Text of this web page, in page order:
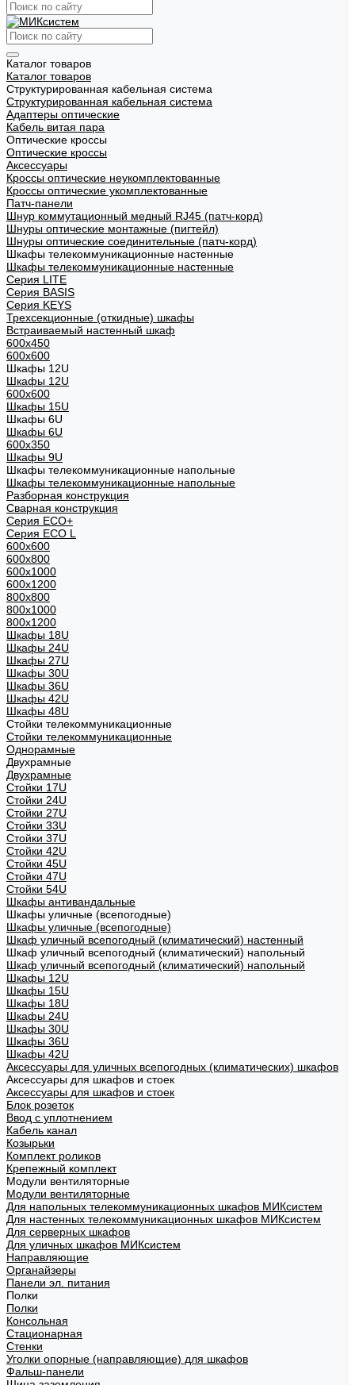
Каталог товаров
Каталог товаров
Структурированная кабельная система
Структурированная кабельная система
Адаптеры оптические
Кабель витая пара
Оптические кроссы
Оптические кроссы
Аксессуары
Кроссы оптические неукомплектованные
Кроссы оптические укомплектованные
Патч-панели
Шнур коммутационный медный RJ45 (патч-корд)
Шнуры оптические монтажные (пигтейл)
Шнуры оптические соединительные (патч-корд)
Шкафы телекоммуникационные настенные
Шкафы телекоммуникационные настенные
Cерия LITE
Cерия BASIS
Cерия KEYS
Трехсекционные (откидные) шкафы
Встраиваемый настенный шкаф
600x450
600x600
Шкафы 12U
Шкафы 12U
600x600
Шкафы 15U
Шкафы 6U
Шкафы 6U
600x350
Шкафы 9U
Шкафы телекоммуникационные напольные
Шкафы телекоммуникационные напольные
Разборная конструкция
Сварная конструкция
Серия ECO+
Серия ECO L
600x600
600x800
600х1000
600х1200
800x800
800х1000
800х1200
Шкафы 18U
Шкафы 24U
Шкафы 27U
Шкафы 30U
Шкафы 36U
Шкафы 42U
Шкафы 48U
Стойки телекоммуникационные
Стойки телекоммуникационные
Однорамные
Двухрамные
Двухрамные
Стойки 17U
Стойки 24U
Стойки 27U
Стойки 33U
Стойки 37U
Стойки 42U
Стойки 45U
Стойки 47U
Стойки 54U
Шкафы антивандальные
Шкафы уличные (всепогодные)
Шкафы уличные (всепогодные)
Шкаф уличный всепогодный (климатический) настенный
Шкаф уличный всепогодный (климатический) напольный
Шкаф уличный всепогодный (климатический) напольный
Шкафы 12U
Шкафы 15U
Шкафы 18U
Шкафы 24U
Шкафы 30U
Шкафы 36U
Шкафы 42U
Аксессуары для уличных всепогодных (климатических) шкафов
Аксессуары для шкафов и стоек
Аксессуары для шкафов и стоек
Блок розеток
Ввод с уплотнением
Кабель канал
Козырьки
Комплект роликов
Крепежный комплект
Модули вентиляторные
Модули вентиляторные
Для напольных телекоммуникационных шкафов МИКсистем
Для настенных телекоммуникационных шкафов МИКсистем
Для серверных шкафов
Для уличных шкафов МИКсистем
Направляющие
Органайзеры
Панели эл. питания
Полки
Полки
Консольная
Стационарная
Стенки
Уголки опорные (направляющие) для шкафов
Фальш-панели